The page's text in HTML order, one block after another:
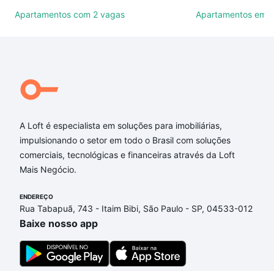
comodidades, como piscina, academia, salão de
Qual o preço de Apartamentos com 1 suite à venda
em Jardim Novo Eldorado, Sorocaba, SP?
Aqui na Loft temos a oferta ideal para você, com
Apartamentos com 1 suite à venda em Jardim Novo
Eldorado, Sorocaba, SP que custam a partir de R$ 0
e com nossas opções de financiamento imobiliário
Se ainda tem alguma dúvida dos custos envolvidos
no processo de compra, veja em nosso portal
quanto custa comprar um apartamento
a gente para comprar o imóvel dos seus sonhos
com segurança e conforto. Loft, com você até as
Apartamentos com 2 vagas
Apartamentos em
A Loft é especialista em soluções para imobiliárias,
impulsionando o setor em todo o Brasil com soluções
comerciais, tecnológicas e financeiras através da Loft
Mais Negócio.
ENDEREÇO
Rua Tabapuã, 743 - Itaim Bibi, São Paulo - SP, 04533-012
Baixe nosso app